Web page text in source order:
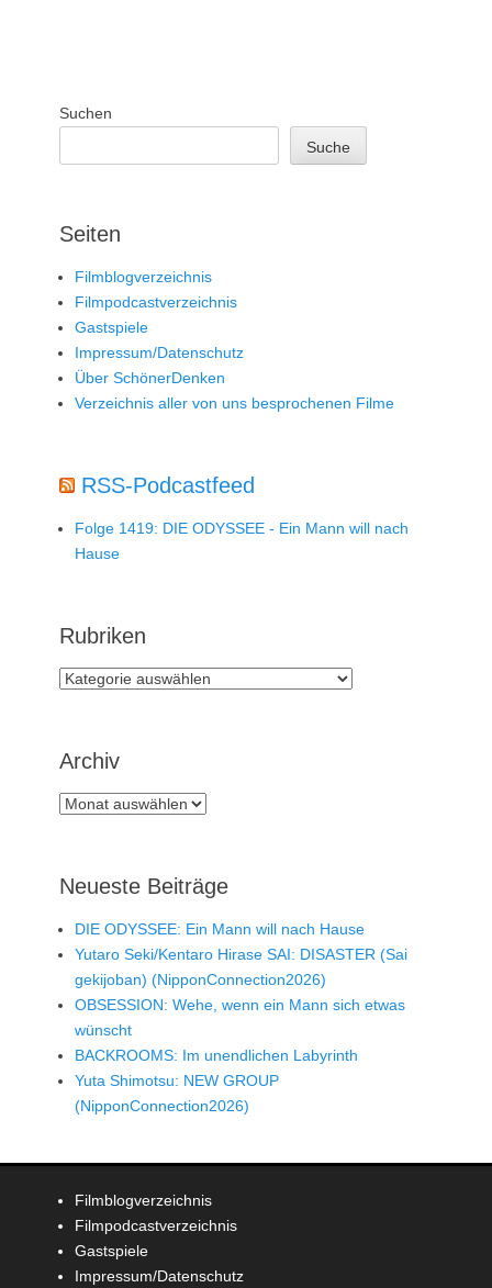
Suchen
Suche
Seiten
Filmblogverzeichnis
Filmpodcastverzeichnis
Gastspiele
Impressum/Datenschutz
Über SchönerDenken
Verzeichnis aller von uns besprochenen Filme
RSS-Podcastfeed
Folge 1419: DIE ODYSSEE - Ein Mann will nach
Hause
Rubriken
Rubriken
Archiv
Archiv
Neueste Beiträge
DIE ODYSSEE: Ein Mann will nach Hause
Yutaro Seki/Kentaro Hirase SAI: DISASTER (Sai
gekijoban) (NipponConnection2026)
OBSESSION: Wehe, wenn ein Mann sich etwas
wünscht
BACKROOMS: Im unendlichen Labyrinth
Yuta Shimotsu: NEW GROUP
(NipponConnection2026)
Filmblogverzeichnis
Filmpodcastverzeichnis
Gastspiele
Impressum/Datenschutz